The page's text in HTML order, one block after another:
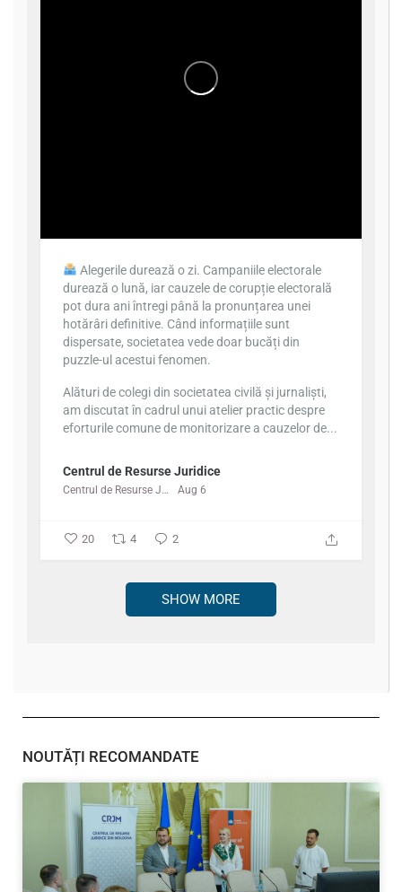
Alegerile durează o zi. Campaniile electorale
durează o lună, iar cauzele de corupție electorală
pot dura ani întregi până la pronunțarea unei
hotărâri definitive. Când informațiile sunt
dispersate, societatea vede doar bucăți din
puzzle-ul acestui fenomen.
Alături de colegi din societatea civilă și jurnaliști,
am discutat în cadrul unui atelier practic despre
eforturile comune de monitorizare a cauzelor de...
Centrul de Resurse Juridice
Centrul de Resurse Juridice Aug 6
20 4 2
SHOW MORE
NOUTĂȚI RECOMANDATE